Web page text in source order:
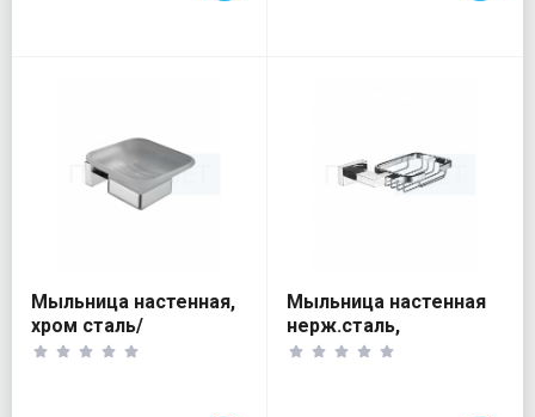
Мыльница настенная,
хром сталь/
стеклянная ViEiR
Мыльница настенная
нерж.сталь,
прямоугольн. ViEiR